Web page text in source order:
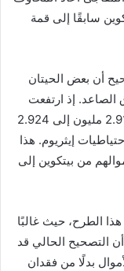
سابقًا إلى قمة
أن بعض الحيتان
الصاعد. إذ ارتفعت
احتياطيات بيتكوين على المنصات قليلًا من 2.916 مليون إلى 2.924
إيثريوم. هذا
من بيتكوين إلى
بيتكوين إلى 58.2% يدعم هذا الطرح، حيث غالبًا
التصحيح الحالي قد
بدلًا من فقدان